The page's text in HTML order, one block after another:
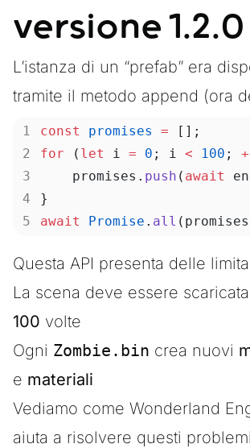
versione 1.2.0
L’istanza di un “prefab” era
tramite il metodo append (ora
const promises = [];
for ( let i = 0 ; i < 100 ;
    promises.
push ( await
}
await
Promise . all
Questa API presenta delle
La scena deve essere
100 volte
Ogni Zombie.bin crea nuovi
e materiali
Vediamo come Wonderland
aiuta a risolvere questi